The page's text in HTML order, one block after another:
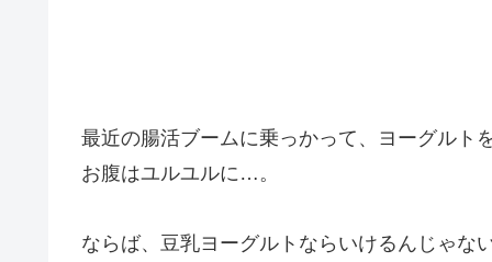
最近の腸活ブームに乗っかって、ヨーグルト
お腹はユルユルに…。
ならば、豆乳ヨーグルトならいけるんじゃな